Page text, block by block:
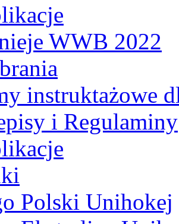
WWB 2022
instruktażowe
i Regulaminy
Polski Unihokej